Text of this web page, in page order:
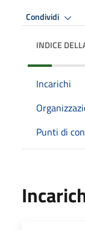
Condividi
INDICE
Incarichi
Punti di